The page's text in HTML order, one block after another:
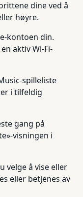
dine ved å
høyre.
kontoen din.
aktiv Wi-Fi-
spilleliste
i tilfeldig
gang på
visningen i
velge å vise eller
eller betjenes av